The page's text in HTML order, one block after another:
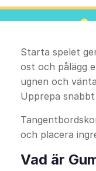
Starta spelet
ost och pålägg
ugnen och
Upprepa
och placera
Vad är